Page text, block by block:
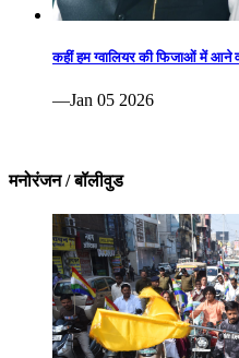
कहीं हम ग्वालियर की फिजाओं में आने
—Jan 05 2026
मनोरंजन / बॉलीवुड